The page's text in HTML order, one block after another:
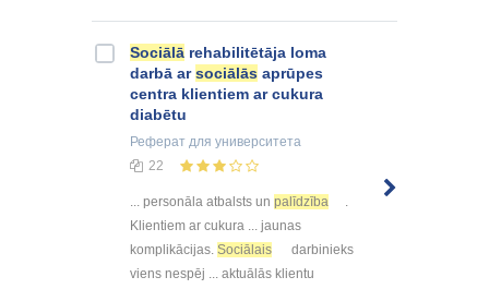
Sociālā rehabilitētāja loma
darbā arsociālās aprūpes
centra klientiem ar cukura
diabētu
Реферат для университета
22
... personāla atbalsts un palīdzība
.
Klientiem ar cukura ... jaunas
komplikācijas. Sociālais
darbinieks
viens nespēj ... aktuālās klientu